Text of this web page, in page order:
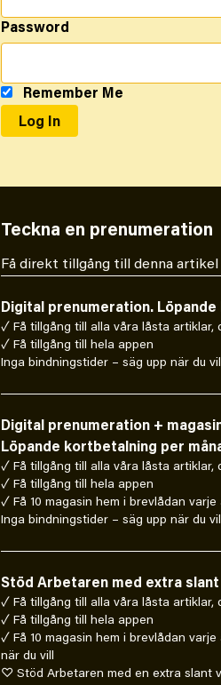
Password
Remember Me
Teckna en prenumeration
Få direkt tillgång till denna
Digital prenumeration.
✓ Få tillgång till alla våra låsta artiklar,
✓ Få tillgång till hela appen
Inga bindningstider – säg upp när du vill
Digital prenumeration +
Löpande kortbetalning per
✓ Få tillgång till alla våra låsta artiklar,
✓ Få tillgång till hela appen
✓ Få 10 magasin hem i brevlådan varje
Inga bindningstider – säg upp när du vill
Stöd Arbetaren med extra slant
✓ Få tillgång till alla våra låsta artiklar,
✓ Få tillgång till hela appen
✓ Få 10 magasin hem i brevlådan
när du vill
♡ Stöd Arbetaren med en extra slant